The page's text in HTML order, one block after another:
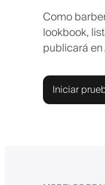
Como
lookbook,
publicará
Iniciar